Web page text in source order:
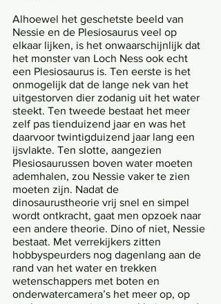
Alhoewel het geschetste beeld van
Nessie en de Plesiosaurus veel op
elkaar lijken, is het onwaarschijnlijk dat
het monster van Loch Ness ook echt
een Plesiosaurus is. Ten eerste is het
onmogelijk dat de lange nek van het
uitgestorven dier zodanig uit het water
steekt. Ten tweede bestaat het meer
zelf pas tienduizend jaar en was het
daarvoor twintigduizend jaar lang een
ijsvlakte. Ten slotte, aangezien
Plesiosaurussen boven water moeten
ademhalen, zou Nessie vaker te zien
moeten zijn. Nadat de
dinosaurustheorie vrij snel en simpel
wordt ontkracht, gaat men opzoek naar
een andere theorie. Dino of niet, Nessie
bestaat. Met verrekijkers zitten
hobbyspeurders nog dagenlang aan de
rand van het water en trekken
wetenschappers met boten en
onderwatercamera’s het meer op, op